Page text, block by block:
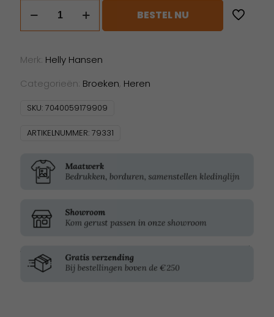
Essential
aantal
BESTEL NU
Merk: Helly Hansen
Categorieën: Broeken, Heren
SKU: 7040059179909
ARTIKELNUMMER: 79331